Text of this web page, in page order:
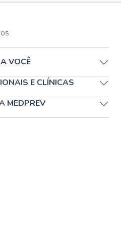
VOCÊ
E CLÍNICAS
MEDPREV